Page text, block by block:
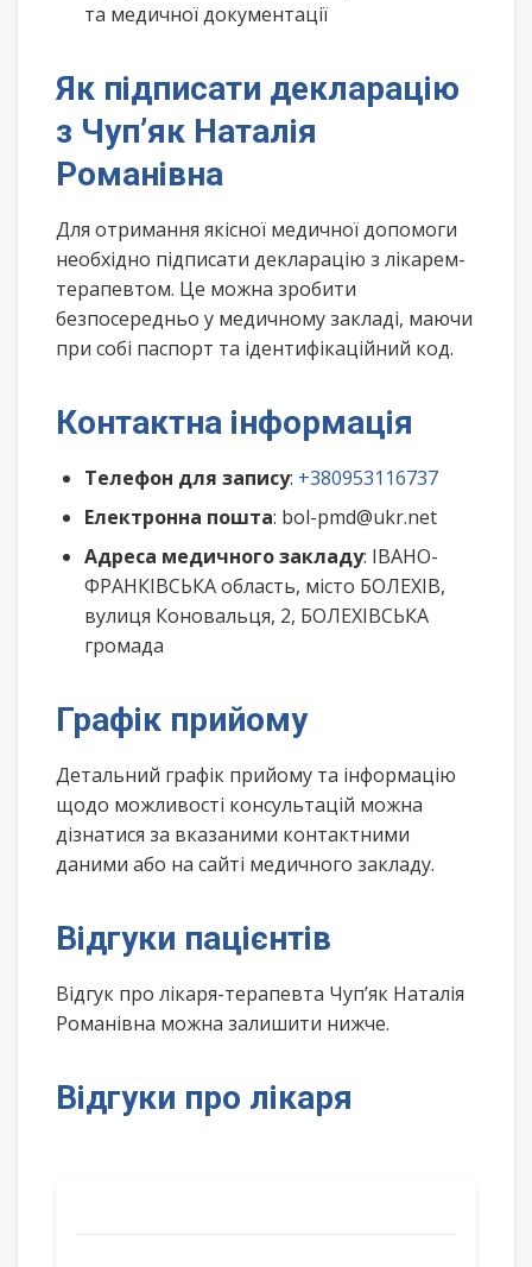
та медичної документації
Як підписати декларацію
з Чуп’як Наталія
Романівна
Для отримання якісної медичної допомоги
необхідно підписати декларацію з лікарем-
терапевтом. Це можна зробити
безпосередньо у медичному закладі, маючи
при собі паспорт та ідентифікаційний код.
Контактна інформація
Телефон для запису: +380953116737
Електронна пошта: bol-pmd@ukr.net
Адреса медичного закладу: ІВАНО-
ФРАНКІВСЬКА область, місто БОЛЕХІВ,
вулиця Коновальця, 2, БОЛЕХІВСЬКА
громада
Графік прийому
Детальний графік прийому та інформацію
щодо можливості консультацій можна
дізнатися за вказаними контактними
даними або на сайті медичного закладу.
Відгуки пацієнтів
Відгук про лікаря-терапевта Чуп’як Наталія
Романівна можна залишити нижче.
Відгуки про лікаря